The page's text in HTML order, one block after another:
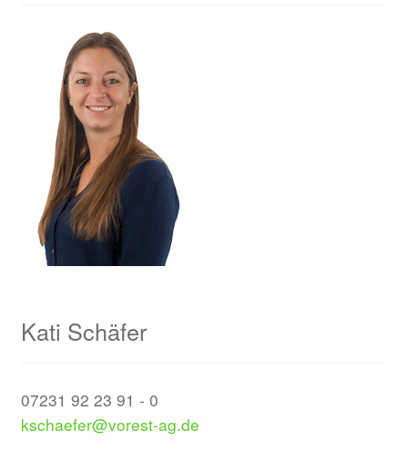
Kati Schäfer
07231 92 23 91 - 0
kschaefer@vorest-ag.de